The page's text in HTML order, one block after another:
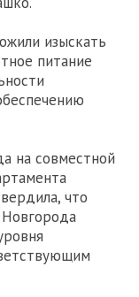
изыскать
питание
на совместной
что